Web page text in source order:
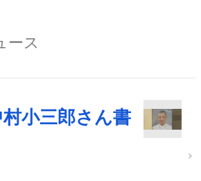
ース
小三郎さん書